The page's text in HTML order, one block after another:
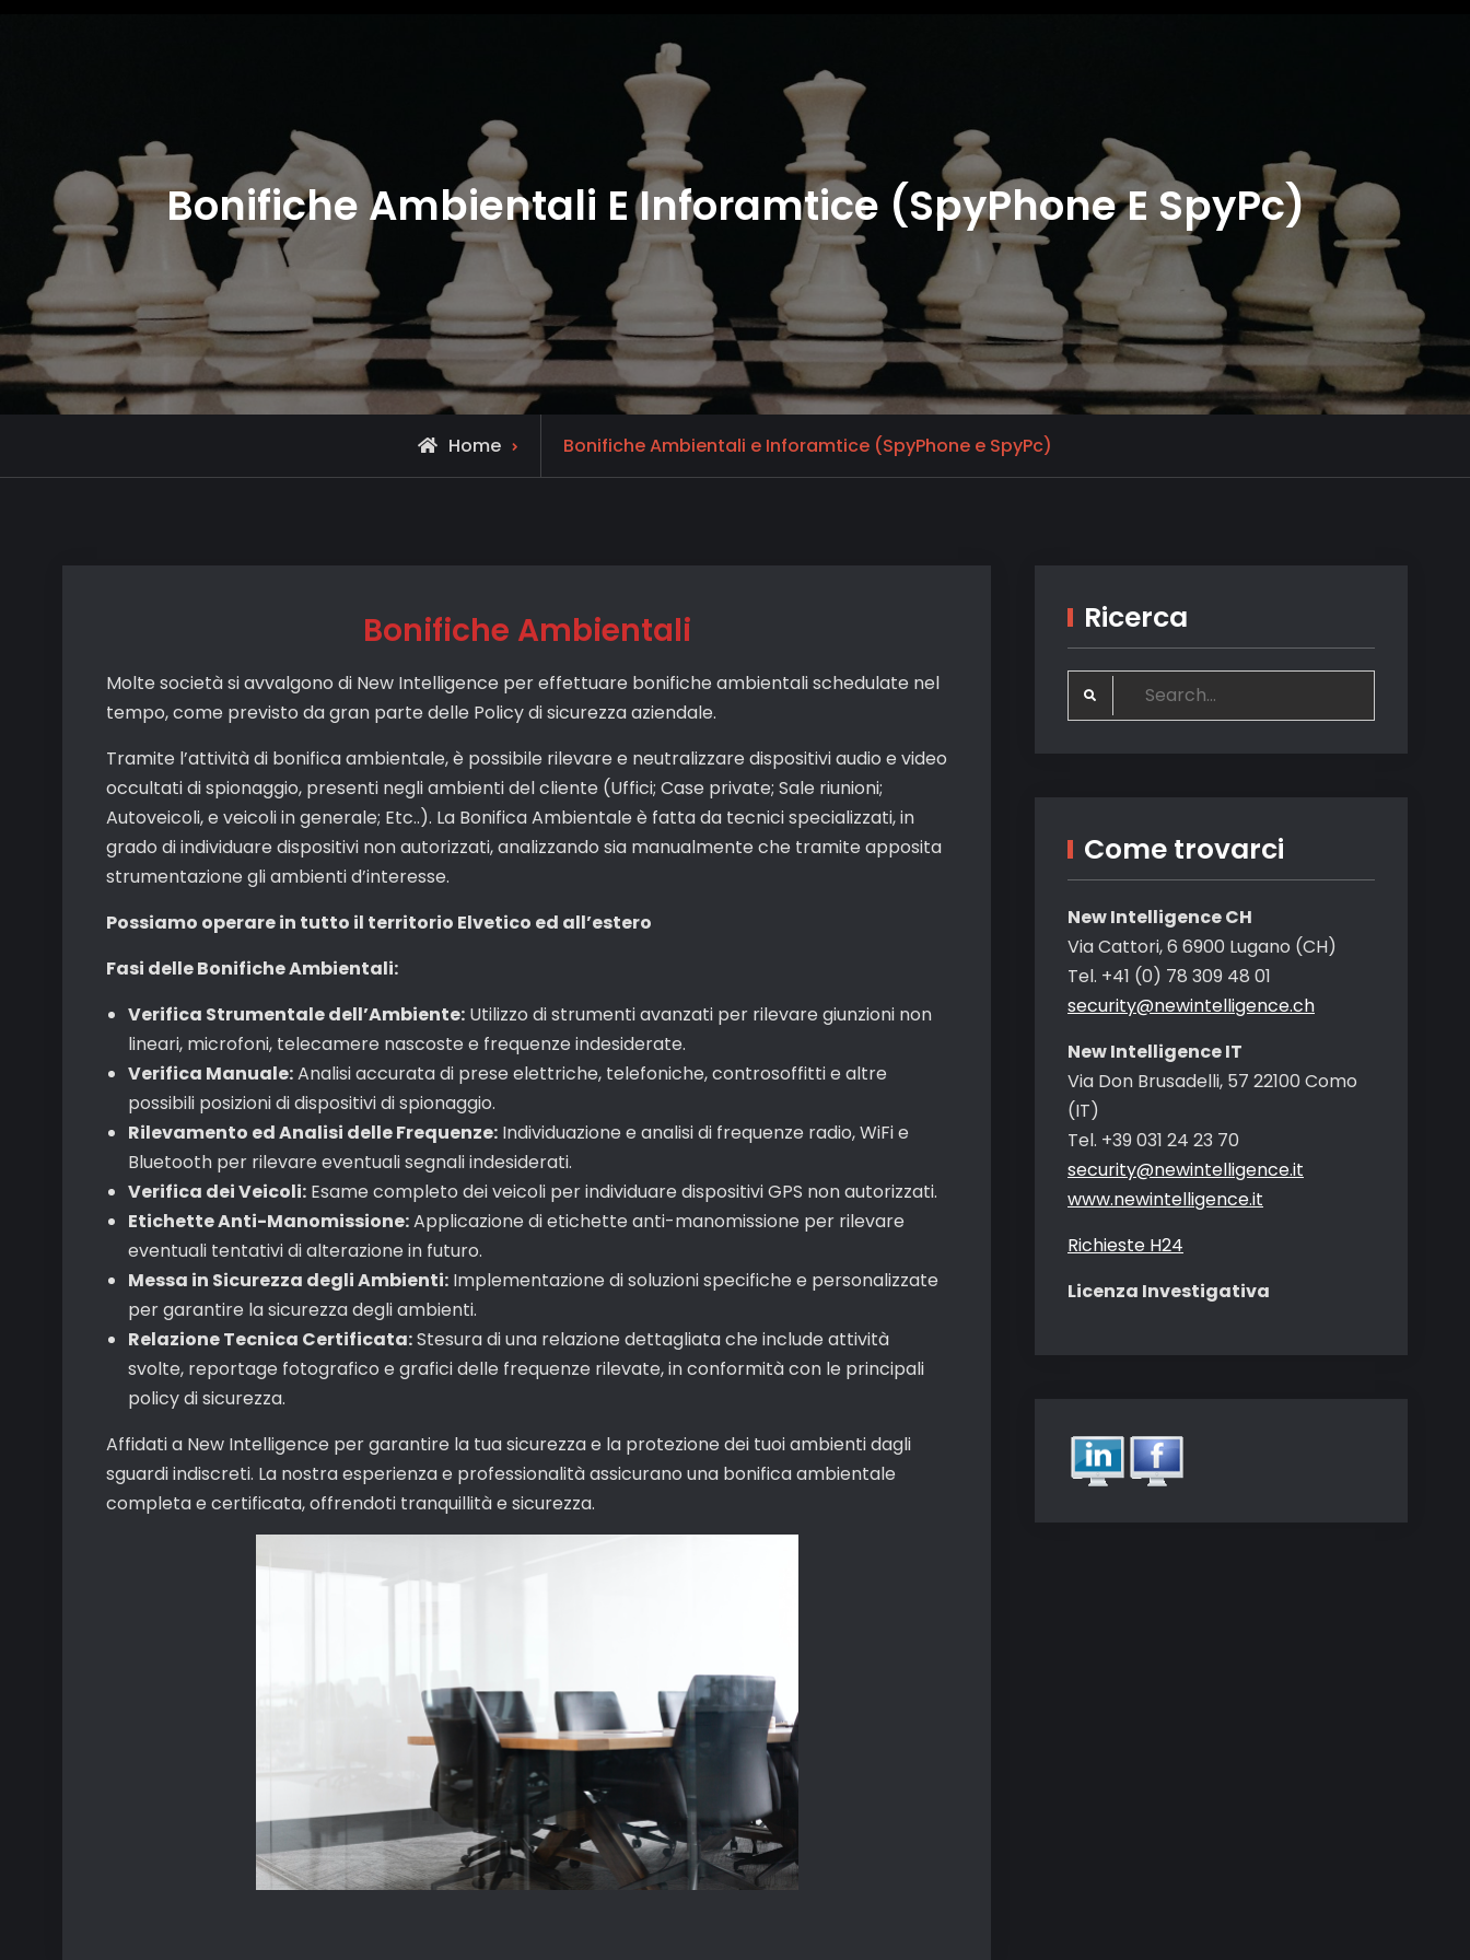
Bonifiche Ambientali E Inforamtice (SpyPhone E SpyPc)
Home Bonifiche Ambientali e Inforamtice (SpyPhone e SpyPc)
Bonifiche Ambientali
Molte società si avvalgono di New Intelligence per effettuare bonifiche ambientali schedulate nel
tempo, come previsto da gran parte delle Policy di sicurezza aziendale.
Tramite l’attività di bonifica ambientale, è possibile rilevare e neutralizzare dispositivi audio e video
occultati di spionaggio, presenti negli ambienti del cliente (Uffici; Case private; Sale riunioni;
Autoveicoli, e veicoli in generale; Etc..). La Bonifica Ambientale è fatta da tecnici specializzati, in
grado di individuare dispositivi non autorizzati, analizzando sia manualmente che tramite apposita
strumentazione gli ambienti d’interesse.
Possiamo operare in tutto il territorio Elvetico ed all’estero
Fasi delle Bonifiche Ambientali:
Verifica Strumentale dell’Ambiente: Utilizzo di strumenti avanzati per rilevare giunzioni non
lineari, microfoni, telecamere nascoste e frequenze indesiderate.
Verifica Manuale:Analisi accurata di prese elettriche, telefoniche, controsoffitti e altre
possibili posizioni di dispositivi di spionaggio.
Rilevamento ed Analisi delle Frequenze: Individuazione e analisi di frequenze radio, WiFi e
Bluetooth per rilevare eventuali segnali indesiderati.
Verifica dei Veicoli: Esame completo dei veicoli per individuare dispositivi GPS non autorizzati.
Etichette Anti-Manomissione:Applicazione di etichette anti-manomissione per rilevare
eventuali tentativi di alterazione in futuro.
Messa in Sicurezza degli Ambienti: Implementazione di soluzioni specifiche e personalizzate
per garantire la sicurezza degli ambienti.
Relazione Tecnica Certificata:Stesura di una relazione dettagliata che include attività
svolte, reportage fotografico e grafici delle frequenze rilevate, in conformità con le principali
policy di sicurezza.
Affidati a New Intelligence per garantire la tua sicurezza e la protezione dei tuoi ambienti dagli
sguardi indiscreti. La nostra esperienza e professionalità assicurano una bonifica ambientale
completa e certificata, offrendoti tranquillità e sicurezza.
Ricerca
Search
for:
Come trovarci
New Intelligence CH
Via Cattori, 6 6900 Lugano (CH)
Tel. +41 (0) 78 309 48 01
security@newintelligence.ch
New Intelligence IT
Via Don Brusadelli, 57 22100 Como
(IT)
Tel. +39 031 24 23 70
security@newintelligence.it
www.newintelligence.it
Richieste H24
Licenza Investigativa